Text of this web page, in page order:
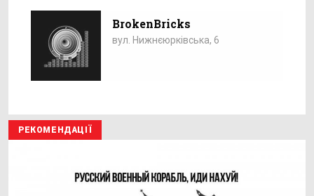
BrokenBricks
вул. Нижнєюрківська, 6
РЕКОМЕНДАЦІЇ